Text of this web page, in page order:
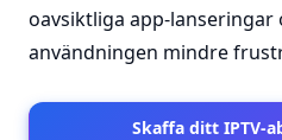
oavsiktliga app-lanseringar
användningen mindre
Skaffa ditt IPTV-